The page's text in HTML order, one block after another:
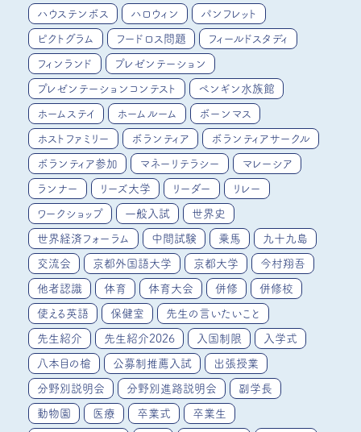
ハウステンボス ハロウィン パンフレット
ピクトグラム フードロス問題 フィールドスタディ
フィンランド プレゼンテーション
プレゼンテーションコンテスト ペンギン水族館
ホームステイ ホームルーム ボーンマス
ホストファミリー ボランティア ボランティアサークル
ボランティア参加 マネーリテラシー マレーシア
ランナー リーズ大学 リーダー リレー
ワークショップ 一般入試 世界史
世界経済フォーラム 中間試験 乗馬 九十九島
交流会 京都外国語大学 京都大学 今村翔吾
他者認識 体育 体育大会 併修 併修校
使える英語 保健室 先生の言いたいこと
先生紹介 先生紹介2026 入国制限 入学式
八本目の槍 公募制推薦入試 出張授業
分野別説明会 分野別進路説明会 副学長
動物園 医療 卒業式 卒業生